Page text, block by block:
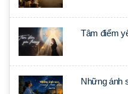
Tâm điểm
Những ánh